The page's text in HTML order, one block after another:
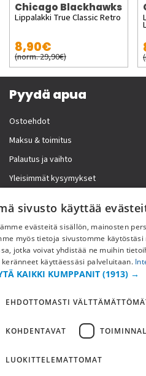
Chicago Blackhawks
Lippalakki True Classic Retro
8,90€
(norm. 29,90€)
Pyydä apua
Ostoehdot
Maksu & toimitus
Palautus ja vaihto
Yleisimmät kysymykset
Lisää meistä
Yritystiedot
sivusto käyttää
evästeitä sisällön, mainosten
myös tietoja sivustomme
jotka voivat yhdistää ne muihin
keränneet käyttäessäsi palveluitaan.
KAIKKI KUMPPANIT (1913) →
EHDOTTOMASTI
KOHDENTAVAT
LUOKITTELEMATTOMAT